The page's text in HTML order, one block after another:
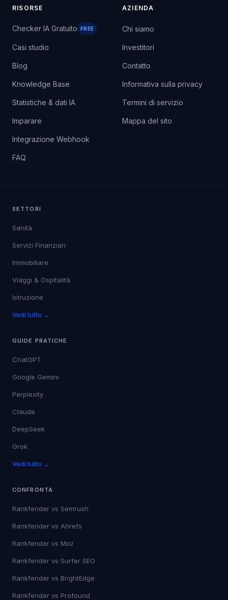
RISORSE
Checker IA Gratuito FREE
Casi studio
Blog
Knowledge Base
Statistiche & dati IA
Imparare
Integrazione Webhook
FAQ
AZIENDA
Chi siamo
Investitori
Contatto
Informativa sulla privacy
Termini di servizio
Mappa del sito
SETTORI
Sanità
Servizi Finanziari
Immobiliare
Viaggi & Ospitalità
Istruzione
Vedi tutto →
GUIDE PRATICHE
ChatGPT
Google Gemini
Perplexity
Claude
DeepSeek
Grok
Vedi tutto →
CONFRONTA
Rankfender vs Semrush
Rankfender vs Ahrefs
Rankfender vs Moz
Rankfender vs Surfer SEO
Rankfender vs BrightEdge
Rankfender vs Profound